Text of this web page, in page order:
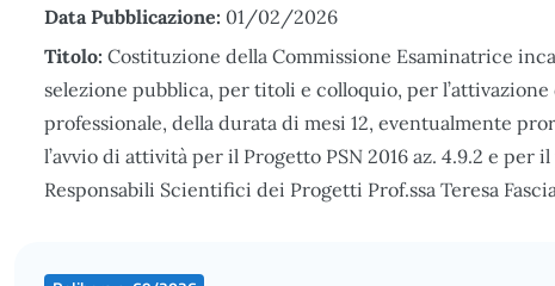
Data Pubblicazione: 01/02/2026
Titolo: Costituzione della Commissione Esaminatrice
selezione pubblica, per titoli e colloquio, per
professionale, della durata di mesi 12, eventualmente
l’avvio di attività per il Progetto PSN 2016 az. 4.9.2 e per
Responsabili Scientifici dei Progetti Prof.ssa Teresa